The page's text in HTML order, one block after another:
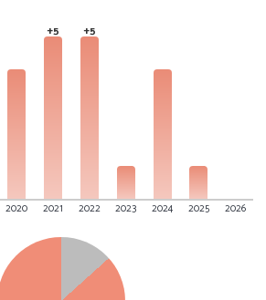
2020
+5
2021
+5
2022 2023 2024 2025 2026